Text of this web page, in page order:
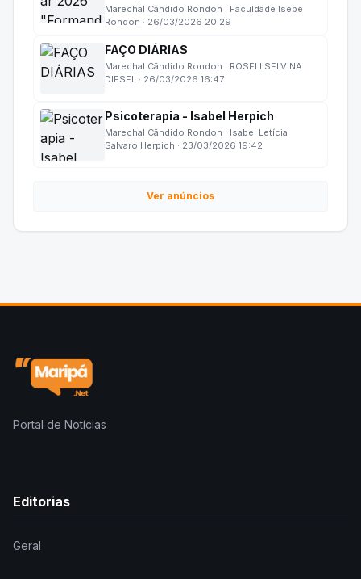
Marechal Cândido Rondon · Faculdade Isepe
Rondon · 26/03/2026 20:29
FAÇO DIÁRIAS
Marechal Cândido Rondon · ROSELI SELVINA
DIESEL · 26/03/2026 16:47
Psicoterapia - Isabel Herpich
Marechal Cândido Rondon · Isabel Letícia
Salvaro Herpich · 23/03/2026 19:42
Ver anúncios
Portal de Notícias
Editorias
Geral